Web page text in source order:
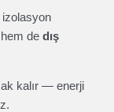
izolasyon
hem de dış
kalır — enerji